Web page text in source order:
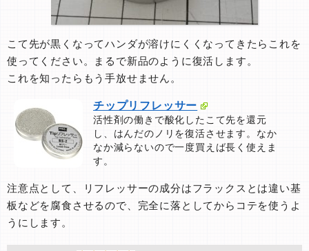
こて先が黒くなってハンダが溶けにくくなってきたらこれを
使ってください。まるで新品のように復活します。
これを知ったらもう手放せません。
チップリフレッサー
活性剤の働きで酸化したこて先を還元
し、はんだのノリを復活させます。なか
なか減らないので一度買えば長く使えま
す。
注意点として、リフレッサーの成分はフラックスとは違い基
板などを腐食させるので、完全に落としてからコテを使うよ
うにします。